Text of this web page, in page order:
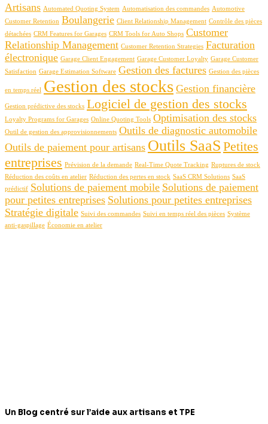
Artisans Automated Quoting System Automatisation des commandes Automotive
Customer Retention Boulangerie Client Relationship Management Contrôle des pièces
détachées CRM Features for Garages CRM Tools for Auto Shops Customer
Relationship Management Customer Retention Strategies Facturation
électronique Garage Client Engagement Garage Customer Loyalty Garage Customer
Satisfaction Garage Estimation Software Gestion des factures Gestion des pièces
en temps réel Gestion des stocks Gestion financière
Gestion prédictive des stocks Logiciel de gestion des stocks
Loyalty Programs for Garages Online Quoting Tools Optimisation des stocks
Outil de gestion des approvisionnements Outils de diagnostic automobile
Outils de paiement pour artisans Outils SaaS Petites
entreprises Prévision de la demande Real-Time Quote Tracking Ruptures de stock
Réduction des coûts en atelier Réduction des pertes en stock SaaS CRM Solutions SaaS
prédictif Solutions de paiement mobile Solutions de paiement
pour petites entreprises Solutions pour petites entreprises
Stratégie digitale Suivi des commandes Suivi en temps réel des pièces Système
anti-gaspillage Économie en atelier
Un Blog centré sur l’aide aux artisans et TPE